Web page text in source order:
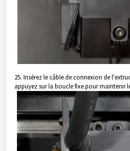
25. Insérez le câble de connexion de
appuyez sur la boucle fixe pour maintenir